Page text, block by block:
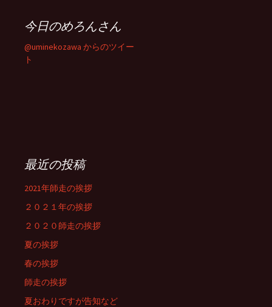
今日のめろんさん
@uminekozawa からのツイー
ト
最近の投稿
2021年師走の挨拶
２０２１年の挨拶
２０２０師走の挨拶
夏の挨拶
春の挨拶
師走の挨拶
夏おわりですが告知など